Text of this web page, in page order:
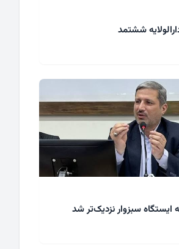
ششتمد
ایستگاه سبزوار نزدیک‌تر شد